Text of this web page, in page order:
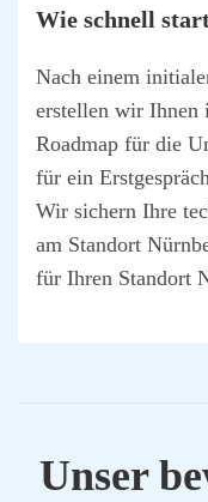
Wie schnell
Nach einem
erstel­len wir Ihnen
Road­map für die
für ein
Wir sichern Ihre
am Stand­ort
für Ihren Stand­ort
Unser